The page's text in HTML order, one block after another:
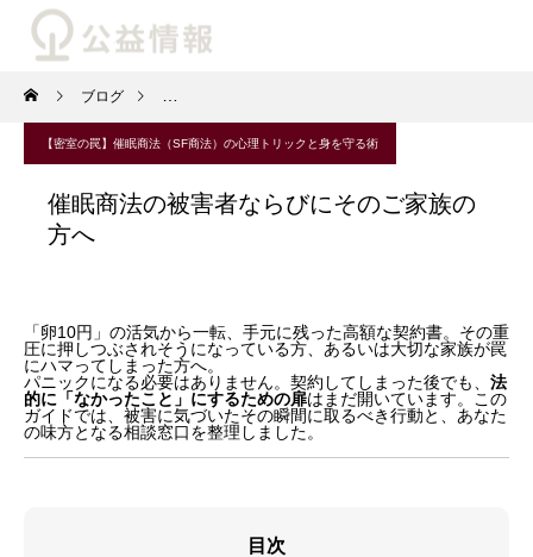
ブログ 【密室の罠】催眠商法（SF商法）の心理トリックと身を
【密室の罠】催眠商法（SF商法）の心理トリックと身を守る術
催眠商法の被害者ならびにそのご家族の
方へ
「卵10円」の活気から一転、手元に残った高額な契約書。その重
圧に押しつぶされそうになっている方、あるいは大切な家族が罠
にハマってしまった方へ。
パニックになる必要はありません。契約してしまった後でも、 法
的に「なかったこと」にするための扉はまだ開いています。この
ガイドでは、被害に気づいたその瞬間に取るべき行動と、あなた
の味方となる相談窓口を整理しました。
目次